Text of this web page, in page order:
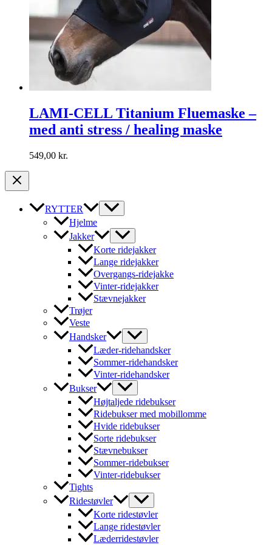
LAMI-CELL Titanium Fluemaske –
med anti stress / healing maske
549,00 kr.
RYTTER
Hjelme
Jakker
Korte ridejakker
Lange ridejakker
Overgangs-ridejakke
Vinter-ridejakker
Stævnejakker
Trøjer
Veste
Handsker
Læder-ridehandsker
Sommer-ridehandsker
Vinter-ridehandsker
Bukser
Højtaljede ridebukser
Ridebukser med mobillomme
Hvide ridebukser
Sorte ridebukser
Stævnebukser
Sommer-ridebukser
Vinter-ridebukser
Tights
Ridestøvler
Korte ridestøvler
Lange ridestøvler
Læderridestøvler